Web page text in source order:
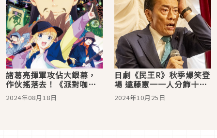
諸葛亮揮軍攻佔大銀幕，
作伙搖落去！《派對咖孔
明 Road to Summer
Sonia》 電影版在台上
2024年08月18日
日劇《民王R》秋季爆笑登
場 遠藤憲一一人分飾十角
演到崩潰？高橋一生、菅
田將暉驚喜客串！
2024年10月25日